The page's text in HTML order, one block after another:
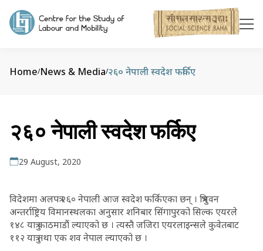
Home/News & Media/२६० नेपाली स्वदेश फर्किए
२६० नेपाली स्वदेश फर्किए
29 August, 2020
विदेशमा अलपत्र २६० नेपाली आज स्वदेश फर्किएका छन् । त्रिभुवन
अन्तर्राष्ट्रिय विमानस्थलका अनुसार शनिबार सिंगापुरको सिल्क एयरले
१४८ यात्रु काठमाडौं ल्याएको छ । त्यस्तै जजिरा एयरलाइन्सले कुवेतबाट
११२ यात्रु तथा एक शव नेपाल ल्याएको छ ।